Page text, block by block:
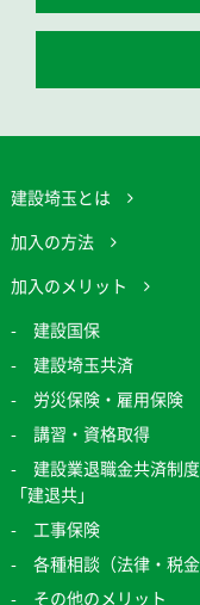
建設埼玉とは
加入の方法
加入のメリット
建設国保
建設埼玉共済
労災保険・雇用保険
講習・資格取得
建設業退職金共済制
「建退共」
工事保険
各種相談（法律・税
その他のメリット